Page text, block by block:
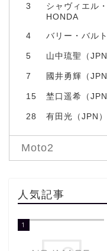
3
シャヴィエル
HONDA
4 バリー・バル
5 山中琉聖（
7 國井勇輝（
15 埜口遥希（
28 有田光（JPN
Moto2
人気記事
1